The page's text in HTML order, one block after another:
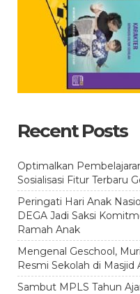
Recent Posts
Optimalkan
Sosialisasi Fitur Terbaru
Peringati Hari Anak
DEGA Jadi Saksi
Ramah Anak
Mengenal Geschool,
Resmi Sekolah di Masjid
Sambut MPLS Tahun